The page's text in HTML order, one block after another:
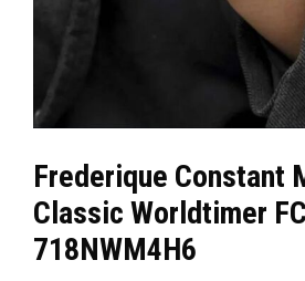
Frederique Constant
Classic Worldtimer
718NWM4H6